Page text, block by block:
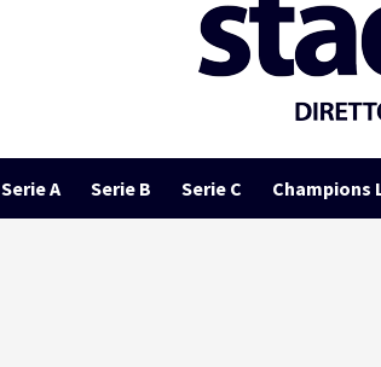
Serie A Serie B Serie C Champions